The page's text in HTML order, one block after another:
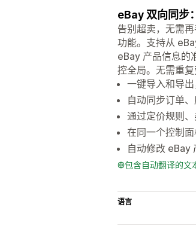
eBay 双向同步
告别超卖，无需
功能。支持从
eBay 产品信息的
控全局。无需重复
一键导入和导
自动同步订单
通过定价规则
在同一个控制
自动修改 eBay
包含自动翻译的文
语言